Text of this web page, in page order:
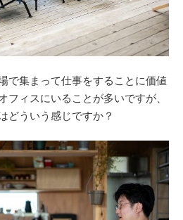
で集まって仕事をすることに価値
フィスにいることが多いですが、
どういう感じですか？